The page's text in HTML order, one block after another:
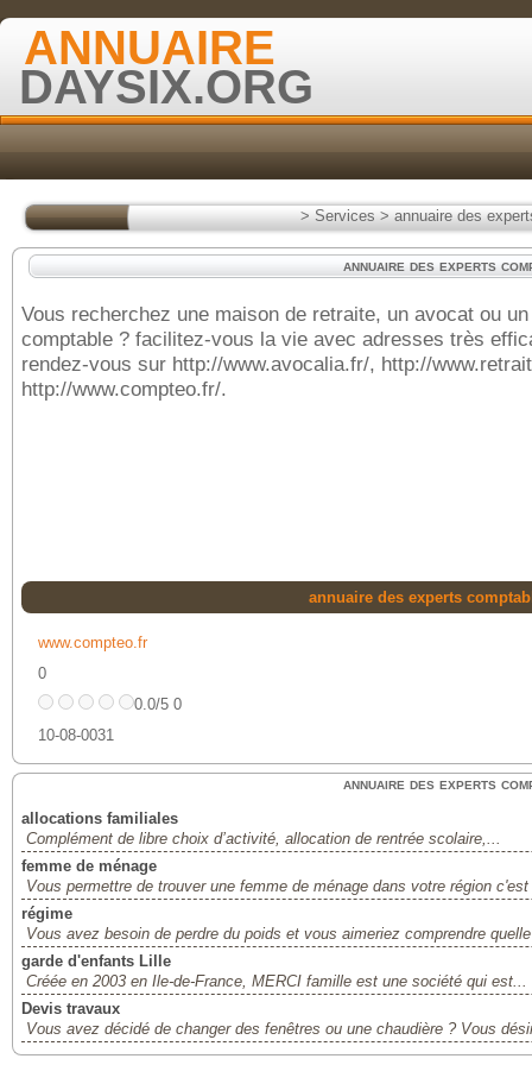
ANNUAIRE
DAYSIX.ORG
>Services>annuaire des
annuaire des experts
Vous recherchez une maison de retraite, un avocat ou
comptable ? facilitez-vous la vie avec adresses très
rendez-vous sur http://www.avocalia.fr/, http://
http://www.compteo.fr/.
annuaire des experts
www.compteo.fr
0
0.0/5 0
10-08-0031
annuaire des experts
allocations familiales
Complément de libre choix d’activité, allocation de rentrée scolaire,...
femme de ménage
Vous permettre de trouver une femme de ménage dans votre région
régime
Vous avez besoin de perdre du poids et vous aimeriez comprendre
garde d'enfants Lille
Créée en 2003 en Ile-de-France, MERCI famille est une société qui est...
Devis travaux
Vous avez décidé de changer des fenêtres ou une chaudière ? Vous